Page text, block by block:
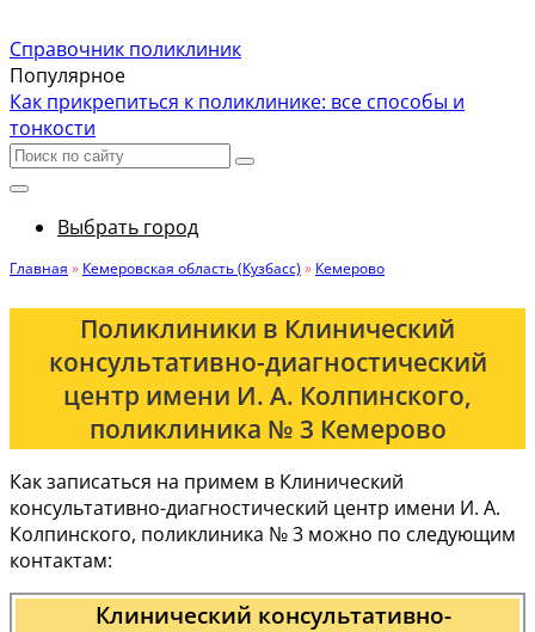
Справочник поликлиник
Популярное
Как прикрепиться к поликлинике: все способы и
тонкости
Выбрать город
Главная » Кемеровская область (Кузбасс) » Кемерово
Поликлиники в Клинический
консультативно-диагностический
центр имени И. А. Колпинского,
поликлиника № 3 Кемерово
Как записаться на примем в Клинический
консультативно-диагностический центр имени И. А.
Колпинского, поликлиника № 3 можно по следующим
контактам:
Клинический консультативно-